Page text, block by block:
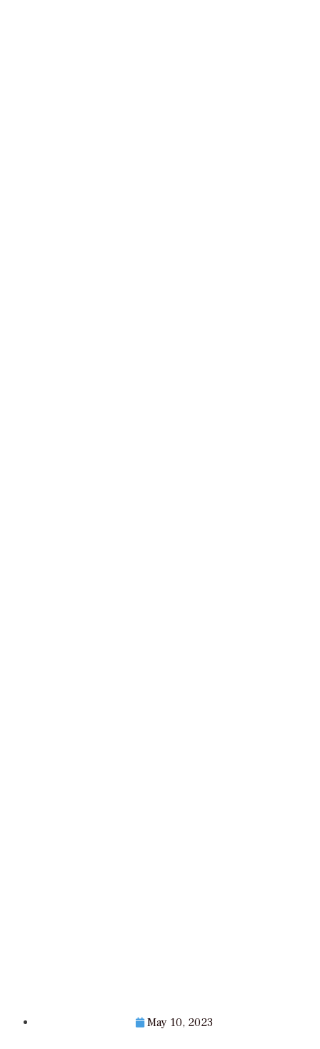
May 10, 2023